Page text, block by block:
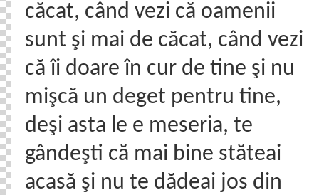
căcat, când vezi că oamenii
sunt şi mai de căcat, când vezi
că îi doare în cur de tine şi nu
mişcă un deget pentru tine,
deşi asta le e meseria, te
gândeşti că mai bine stăteai
acasă şi nu te dădeai jos din